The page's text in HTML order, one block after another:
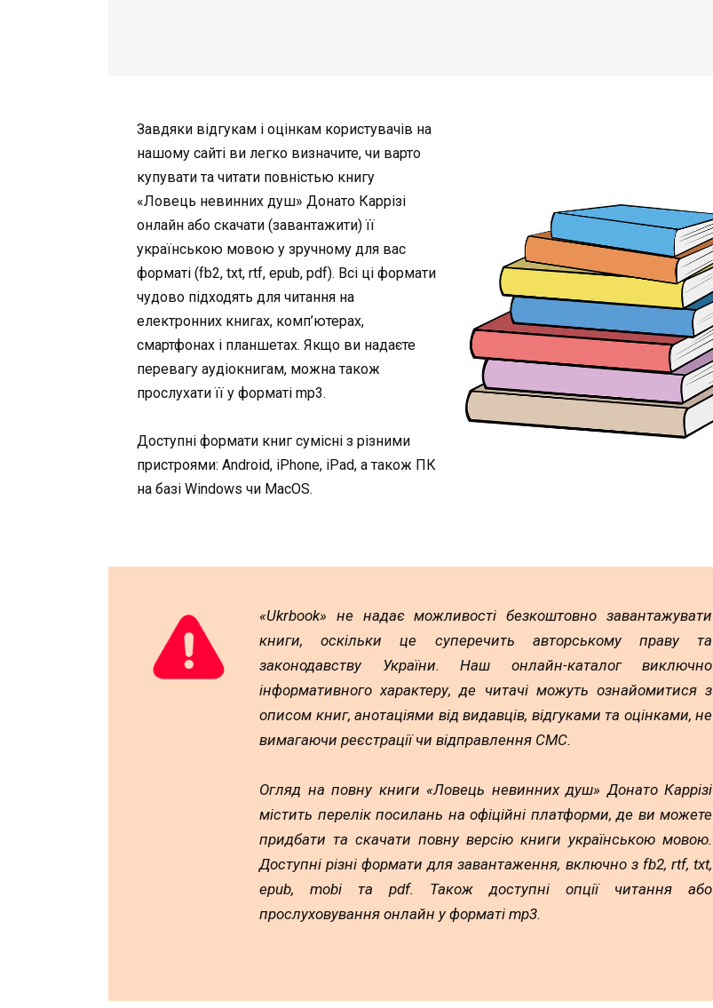
Завдяки відгукам і оцінкам користувачів на
нашому сайті ви легко визначите, чи варто
купувати та читати повністью книгу
«Ловець невинних душ» Донато Каррізі
онлайн або скачати (завантажити) її
українською мовою у зручному для вас
форматі (fb2, txt, rtf, epub, pdf). Всі ці формати
чудово підходять для читання на
електронних книгах, комп’ютерах,
смартфонах і планшетах. Якщо ви надаєте
перевагу аудіокнигам, можна також
прослухати її у форматі mp3.
Доступні формати книг сумісні з різними
пристроями: Android, iPhone, iPad, а також ПК
на базі Windows чи MacOS.
«Ukrbook» не надає можливості безкоштовно завантажувати
книги, оскільки це суперечить авторському праву та
законодавству України. Наш онлайн-каталог виключно
інформативного характеру, де читачі можуть ознайомитися з
описом книг, анотаціями від видавців, відгуками та оцінками, не
вимагаючи реєстрації чи відправлення СМС.
Огляд на повну книги «Ловець невинних душ» Донато Каррізі
містить перелік посилань на офіційні платформи, де ви можете
придбати та скачати повну версію книги українською мовою.
Доступні різні формати для завантаження, включно з fb2, rtf, txt,
epub, mobi та pdf. Також доступні опції читання або
прослуховування онлайн у форматі mp3.